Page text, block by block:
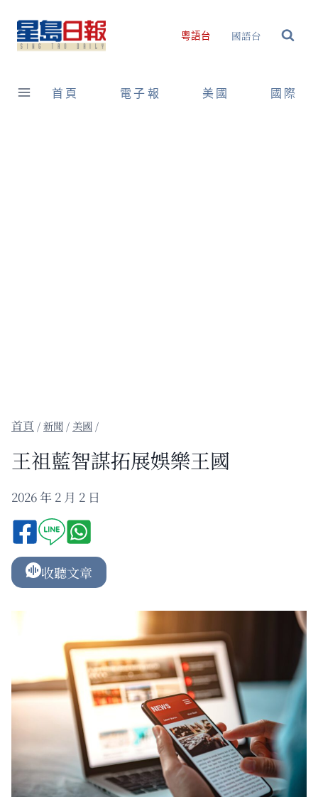
content
粵語台 國語台
首頁 電子報 美國 國際
/新聞 / 美國 /
王祖藍智謀拓展娛樂王國
2026 年 2 月 2 日
收聽文章